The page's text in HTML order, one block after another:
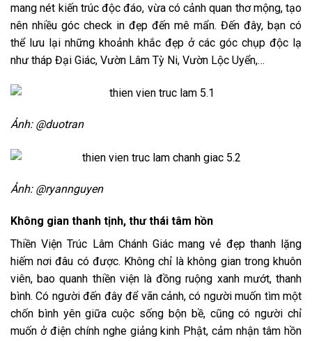
mang nét kiến trúc độc đáo, vừa có cảnh quan thơ mộng, tạo
nên nhiều góc check in đẹp đến mê mẩn. Đến đây, bạn có
thể lưu lại những khoảnh khắc đẹp ở các góc chụp độc lạ
như tháp Đại Giác, Vườn Lâm Tỳ Ni, Vườn Lộc Uyển,…
Ảnh: @duotran
Ảnh: @ryannguyen
Không gian thanh tịnh, thư thái tâm hồn
Thiền Viện Trúc Lâm Chánh Giác mang vẻ đẹp thanh lặng
hiếm nơi đâu có được. Không chỉ là không gian trong khuôn
viên, bao quanh thiền viện là đồng ruộng xanh mướt, thanh
bình. Có người đến đây để vãn cảnh, có người muốn tìm một
chốn bình yên giữa cuộc sống bộn bề, cũng có người chỉ
muốn ở điện chính nghe giảng kinh Phật, cảm nhận tâm hồn